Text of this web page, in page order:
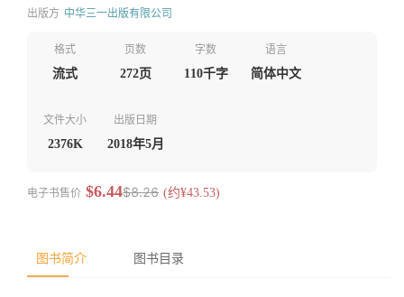
出版方 中华三一出版有限公司
格式
流式
页数
272页
字数
110千字
语言
简体中文
文件大小
2376K
出版日期
2018年5月
电子书售价 $6.44$8.26 (约¥43.53)
图书简介 图书目录